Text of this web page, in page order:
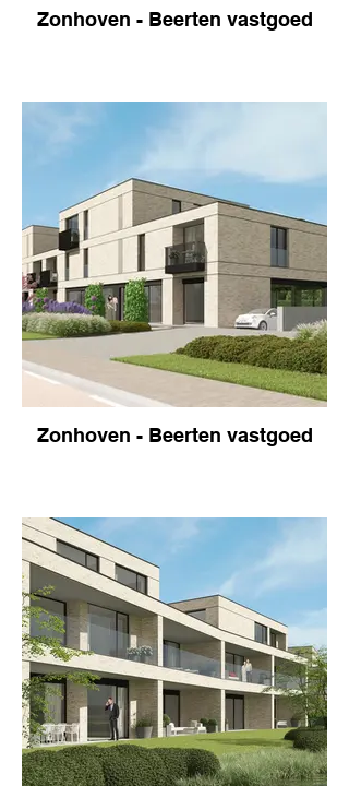
Zonhoven - Beerten vastgoed
Zonhoven - Beerten vastgoed